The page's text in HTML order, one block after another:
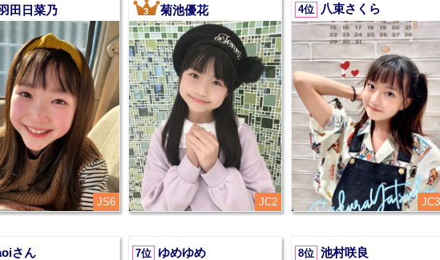
田日菜乃
JS6
3 菊池優花
JC2
4位 八束さくら
JC3
さん 7位 ゆめゆめ 8位 池村咲良